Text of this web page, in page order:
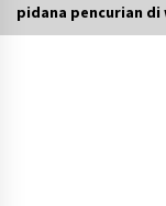
Aksi
pidana pencurian di